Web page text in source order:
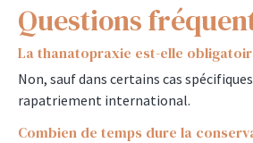
Questions
La thanatopraxie est-elle
Non, sauf dans certains cas
rapatriement international.
Combien de temps dure la